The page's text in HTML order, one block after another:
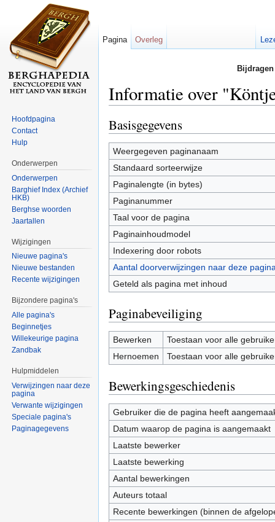
Informatie over
Basisgegevens
Weergegeven paginanaam
Standaard sorteerwijze
Paginalengte (in bytes)
Paginanummer
Taal voor de pagina
Paginainhoudmodel
Indexering door robots
Aantal doorverwijzingen naar deze
Geteld als pagina met inhoud
Paginabeveiliging
Bewerken
Toestaan voor alle
Hernoemen
Toestaan voor alle
Bewerkingsgeschiedenis
Gebruiker die de pagina heeft
Datum waarop de pagina is aangemaakt
Laatste bewerker
Laatste bewerking
Aantal bewerkingen
Auteurs totaal
Recente bewerkingen (binnen de
Pagina Overleg
Hoofdpagina
Contact
Hulp
Onderwerpen
Onderwerpen
Barghief Index (Archief
HKB)
Berghse woorden
Jaartallen
Wijzigingen
Nieuwe pagina's
Nieuwe bestanden
Recente wijzigingen
Bijzondere pagina's
Alle pagina's
Beginnetjes
Willekeurige pagina
Zandbak
Hulpmiddelen
Verwijzingen naar deze
pagina
Verwante wijzigingen
Speciale pagina's
Paginagegevens